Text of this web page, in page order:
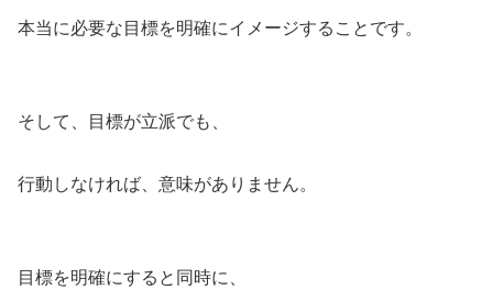
本当に必要な目標を明確にイメージすることです。
そして、目標が立派でも、
行動しなければ、意味がありません。
目標を明確にすると同時に、